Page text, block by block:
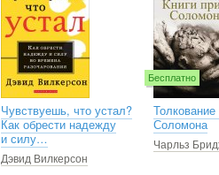
Чувствуешь, что устал?
Как обрести надежду
и силу…
Дэвид Вилкерсон
Бесплатно
Толкование
Соломона
Чарльз